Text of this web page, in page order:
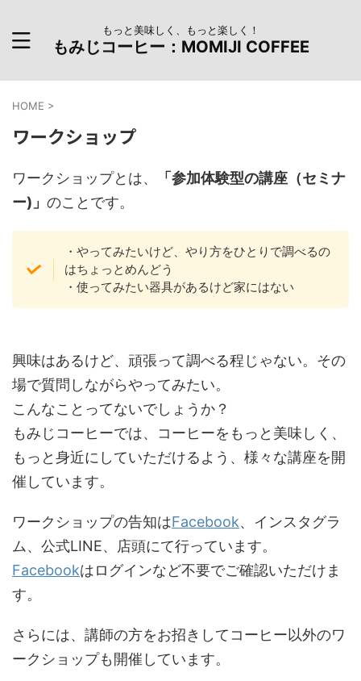
もっと美味しく、もっと楽しく！
もみじコーヒー：MOMIJI COFFEE
HOME >
ワークショップ
ワークショップとは、
「参加体験型の講座（セミナ
ー)」 のことです。
・やってみたいけど、やり方をひとりで調べるの
はちょっとめんどう
・使ってみたい器具があるけど家にはない
興味はあるけど、頑張って調べる程じゃない。その
場で質問しながらやってみたい。
こんなことってないでしょうか？
もみじコーヒーでは、コーヒーをもっと美味しく、
もっと身近にしていただけるよう、様々な講座を開
催しています。
ワークショップの告知はFacebook、インスタグラ
ム、公式LINE、店頭にて行っています。
Facebookはログインなど不要でご確認いただけま
す。
さらには、講師の方をお招きしてコーヒー以外のワ
ークショップも開催しています。